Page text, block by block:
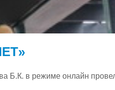
Б.К. в режиме онлайн